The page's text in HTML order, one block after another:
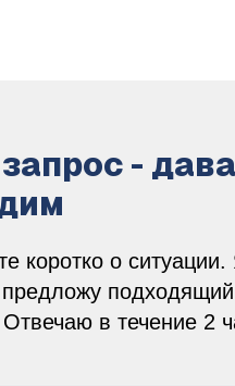
-
коротко о ситуации.
в течение 2